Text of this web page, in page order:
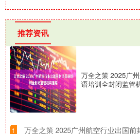
推荐资讯
万全之策 2025广
语培训全封闭监管
1
万全之策 2025广州航空行业出国前